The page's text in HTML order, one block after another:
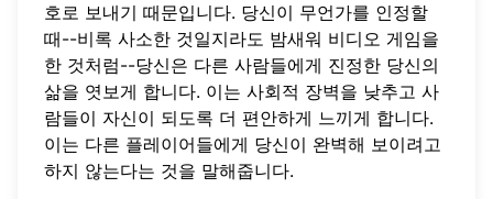
호로 보내기 때문입니다. 당신이 무언가를 인정할
때--비록 사소한 것일지라도 밤새워 비디오 게임을
한 것처럼--당신은 다른 사람들에게 진정한 당신의
삶을 엿보게 합니다. 이는 사회적 장벽을 낮추고 사
람들이 자신이 되도록 더 편안하게 느끼게 합니다.
이는 다른 플레이어들에게 당신이 완벽해 보이려고
하지 않는다는 것을 말해줍니다.